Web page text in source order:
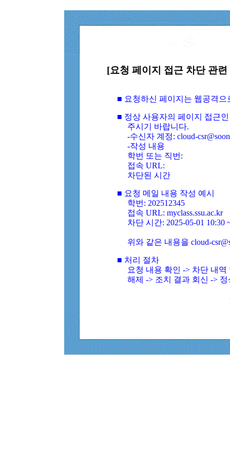
[요청 페이지 접근 차단 관
■ 요청하신 페이지는 웹공격
■ 정상 사용자의 페이지 접근
주시기 바랍니다.
-수신자 계정: cloud-
-작성 내용
학번 또는 직번:
접속 URL:
차단된 시간
■ 요청 메일 내용 작성 예시
학번: 202512345
접속 URL: myclass.ssu.ac.kr
차단 시간: 2025-05-01 10:30
위와 같은 내용을 cloud-
■ 처리 절차
요청 내용 확인 -> 차단 내
해제 -> 조치 결과 회신 ->